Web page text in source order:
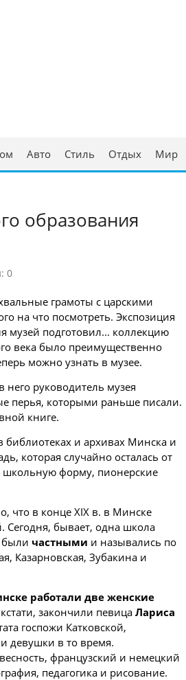
Авто Стиль Отдых Мир
образования
0
грамоты с царскими
на что посмотреть. Экспозиция
музей подготовил... коллекцию
века было преимущественно
можно узнать в музее.
руководитель музея
перья, которыми раньше писали.
книге.
библиотеках и архивах Минска и
которая случайно осталась от
школьную форму, пионерские
что в конце XIX в. в Минске
Сегодня, бывает, одна школа
были частными и назывались по
Казарновская, Зубакина и
работали две женские
закончили певица Лариса
госпожи Катковской,
девушки в то время.
французский и немецкий
педагогика и рисование.